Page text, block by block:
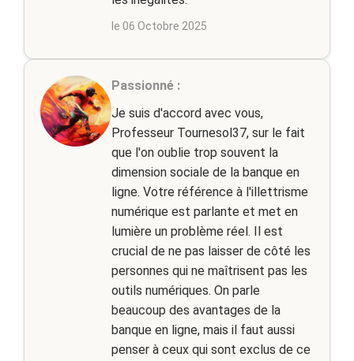
le 06 Octobre 2025
Passionné :
Je suis d'accord avec vous,
Professeur Tournesol37, sur le fait
que l'on oublie trop souvent la
dimension sociale de la banque en
ligne. Votre référence à l'illettrisme
numérique est parlante et met en
lumière un problème réel. Il est
crucial de ne pas laisser de côté les
personnes qui ne maîtrisent pas les
outils numériques. On parle
beaucoup des avantages de la
banque en ligne, mais il faut aussi
penser à ceux qui sont exclus de ce